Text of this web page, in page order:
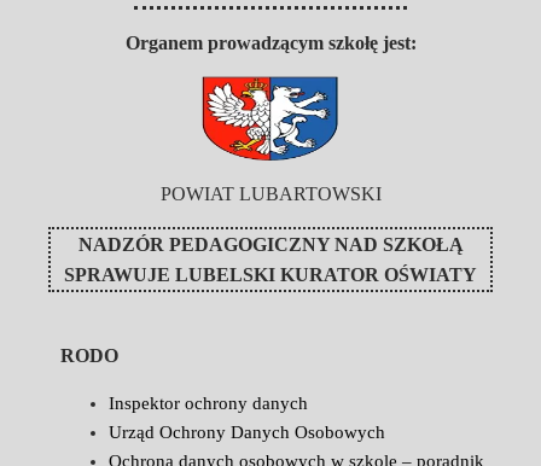
Organem prowadzącym szkołę jest:
POWIAT LUBARTOWSKI
NADZÓR PEDAGOGICZNY NAD SZKOŁĄ
SPRAWUJE LUBELSKI KURATOR OŚWIATY
RODO
Inspektor ochrony danych
Urząd Ochrony Danych Osobowych
Ochrona danych osobowych w szkole – poradnik